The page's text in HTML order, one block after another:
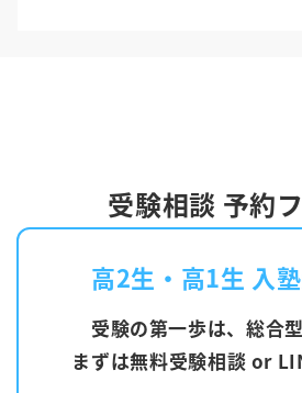
受験相談 予約
高2生・高1生 入
受験の第一歩は、総合
まずは無料受験相談 or